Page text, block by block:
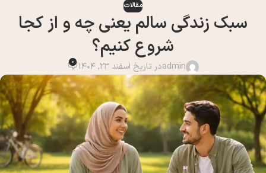
مقالات
سبک زندگی سالم یعنی چه و از کجا
شروع کنیم؟
adminدر تاریخ اسفند 23, 1404 0